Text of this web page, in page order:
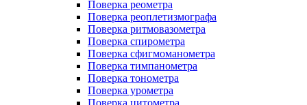
Поверка реометра
Поверка реоплетизмографа
Поверка ритмовазометра
Поверка спирометра
Поверка сфигмоманометра
Поверка тимпанометра
Поверка тонометра
Поверка урометра
Поверка цитометра